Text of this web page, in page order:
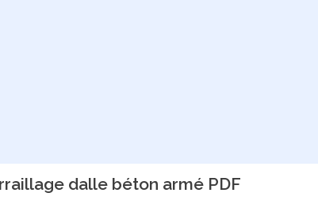
dalle béton armé PDF